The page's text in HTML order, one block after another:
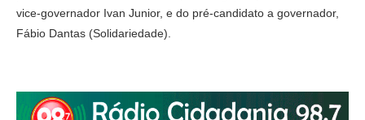
vice-governador Ivan Junior, e do pré-candidato a governador,
Fábio Dantas (Solidariedade).